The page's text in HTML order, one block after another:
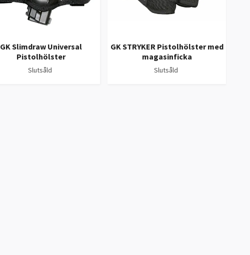
GK Slimdraw Universal
Pistolhölster
Slutsåld
GK STRYKER Pistolhölster med
magasinficka
Slutsåld